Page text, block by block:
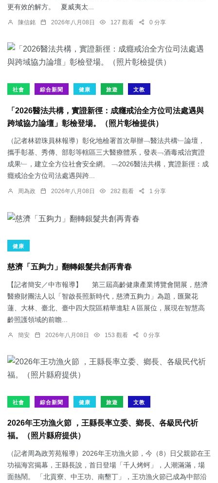
更有效的解方。 夏威夷太...
陳信銘 2026年八月08日 127 觀看 0 分享
社會 綜合新聞 健康 旅遊 文教
「2026醫法共構，實證新徑：成癮戒治全方位司法處遇與
跨域協力論壇」彰檢登場。（照片彰檢提供）
（記者林碧珠員林報導）彰化地檢署首次舉辦﹁醫法共構﹂論壇，
攜手彰基、秀傳、部彰等轄區三大醫療體系，發表﹁酒毒戒治實證
成果﹂，建立全方位社會安全網。 ﹁2026醫法共構，實證新徑：成
癮戒治全方位司法處遇與跨...
周為政 2026年八月08日 282 觀看 1 分享
健康
慈濟「五夠力」翻轉銀髮共創再青春
【記者簡安／中市報導】 第三屆高齡健康產業博覽會開展，慈濟
醫療財團法人以「智啟長照新時代，慈濟五夠力」為題，匯聚花
蓮、大林、臺北、臺中四大院區精華進駐Ａ區展位，展現在智慧高
齡照護領域的前瞻...
簡安 2026年八月08日 153 觀看 0 分享
社會 綜合新聞 健康 旅遊 文教
2026年王功漁火節 ，王縣長率立委、鄉長、各級民代祈
福。（照片縣府提供）
（記者周為政芳苑報導）2026年王功漁火節，今（8）日父親節在王
功福海宮揭幕，王縣長說，首日登場「千人烤蚵」，人潮滿滿，場
面熱鬧。 「北貢寮、中王功、南墾丁」，王功漁火節已成為中部沿